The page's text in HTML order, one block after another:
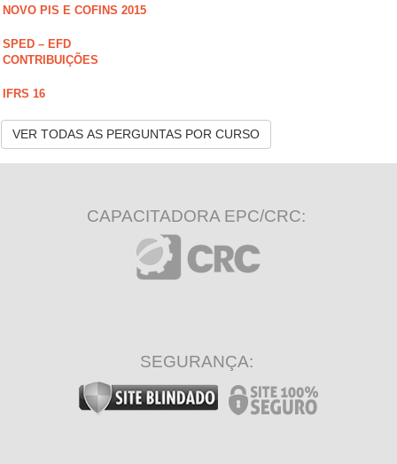
NOVO PIS E COFINS 2015
SPED – EFD
CONTRIBUIÇÕES
IFRS 16
VER TODAS AS PERGUNTAS POR CURSO
CAPACITADORA EPC/CRC:
SEGURANÇA: